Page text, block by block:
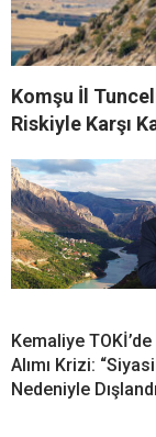
Komşu İl
Riskiyle Karşı
Kemaliye
Alımı Krizi:
Nedeniyle